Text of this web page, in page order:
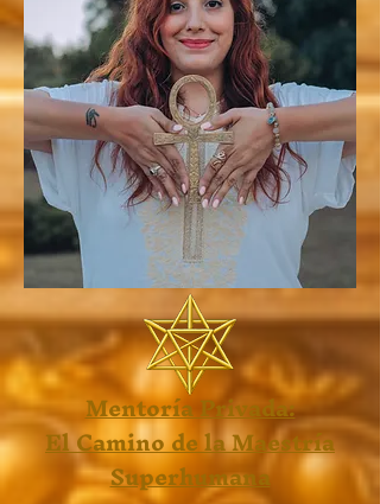
Mentoría Privada:
El Camino de la Maestría
Superhumana